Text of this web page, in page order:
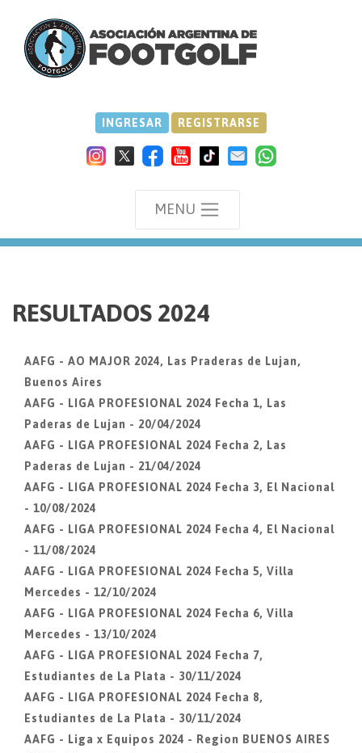
INGRESAR REGISTRARSE
MENU
RESULTADOS 2024
AAFG - AO MAJOR 2024, Las Praderas de Lujan,
Buenos Aires
AAFG - LIGA PROFESIONAL 2024 Fecha 1, Las
Paderas de Lujan - 20/04/2024
AAFG - LIGA PROFESIONAL 2024 Fecha 2, Las
Paderas de Lujan - 21/04/2024
AAFG - LIGA PROFESIONAL 2024 Fecha 3, El Nacional
- 10/08/2024
AAFG - LIGA PROFESIONAL 2024 Fecha 4, El Nacional
- 11/08/2024
AAFG - LIGA PROFESIONAL 2024 Fecha 5, Villa
Mercedes - 12/10/2024
AAFG - LIGA PROFESIONAL 2024 Fecha 6, Villa
Mercedes - 13/10/2024
AAFG - LIGA PROFESIONAL 2024 Fecha 7,
Estudiantes de La Plata - 30/11/2024
AAFG - LIGA PROFESIONAL 2024 Fecha 8,
Estudiantes de La Plata - 30/11/2024
AAFG - Liga x Equipos 2024 - Region BUENOS AIRES